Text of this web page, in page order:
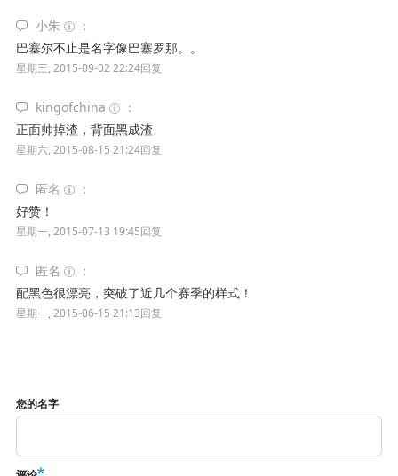
小朱
巴塞尔不止是名字像巴塞罗那。。
星期三, 2015-09-02 22:24回复
kingofchina
正面帅掉渣，背面黑成渣
星期六, 2015-08-15 21:24回复
匿名
好赞！
星期一, 2015-07-13 19:45回复
匿名
配黑色很漂亮，突破了近几个赛季的样式！
星期一, 2015-06-15 21:13回复
您的名字